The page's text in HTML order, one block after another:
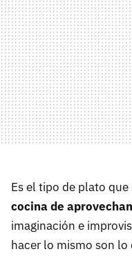
Es el tipo de plato
cocina de
imaginación e
hacer lo mismo son lo